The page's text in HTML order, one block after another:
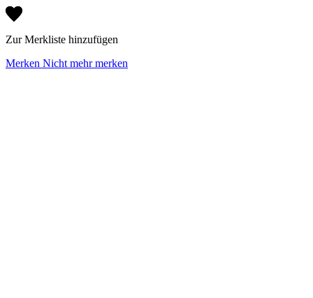
Zur Merkliste hinzufügen
Merken Nicht mehr merken